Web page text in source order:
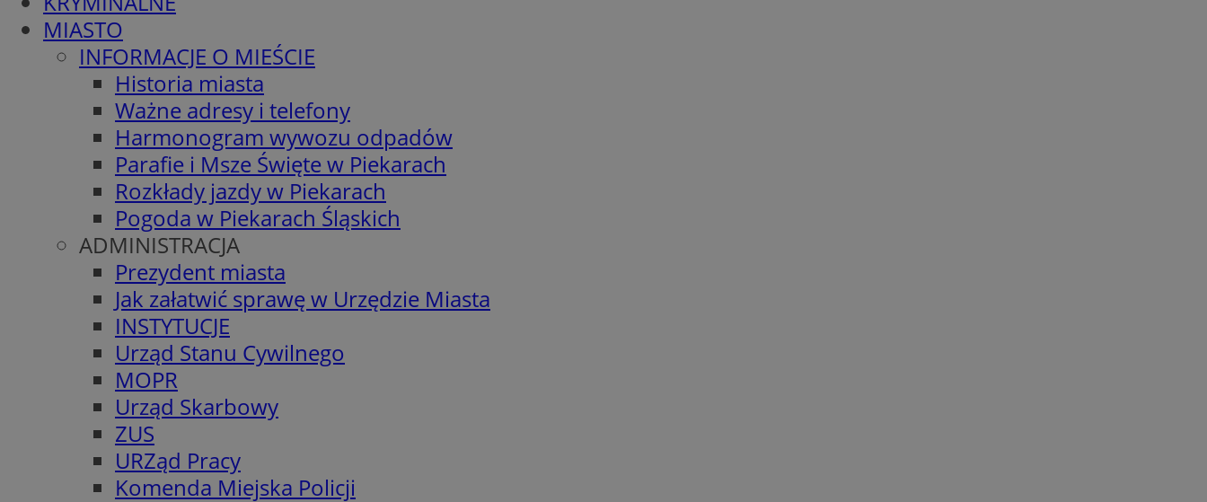
MIASTO
INFORMACJE O MIEŚCIE
Historia miasta
Ważne adresy i telefony
Harmonogram wywozu odpadów
Parafie i Msze Święte w Piekarach
Rozkłady jazdy w Piekarach
Pogoda w Piekarach Śląskich
ADMINISTRACJA
Prezydent miasta
Jak załatwić sprawę w Urzędzie Miasta
INSTYTUCJE
Urząd Stanu Cywilnego
MOPR
Urząd Skarbowy
ZUS
URZąd Pracy
Komenda Miejska Policji